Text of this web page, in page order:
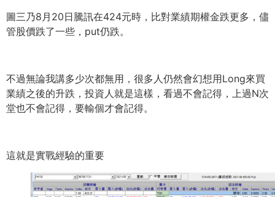
圖三乃8月20日騰訊在424元時，比對業績期權金跌更多， 儘
管股價跌了一些，put仍跌。
不過無論我講多少次都無用， 很多人仍然會幻想用Long來買
業績之後的升跌， 投資人就是這樣，看過不會記得，上過N次
堂也不會記得， 要輸個才會記得。
這就是實戰經驗的重要